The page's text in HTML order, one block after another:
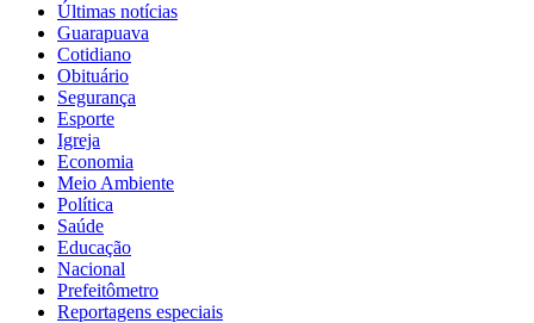
Últimas notícias
Guarapuava
Cotidiano
Obituário
Segurança
Esporte
Igreja
Economia
Meio Ambiente
Política
Saúde
Educação
Nacional
Prefeitômetro
Reportagens especiais